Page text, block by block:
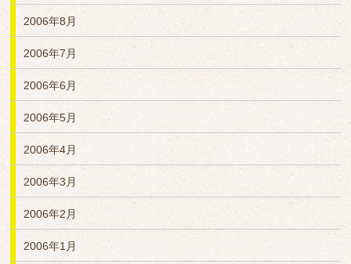
2006年8月
2006年7月
2006年6月
2006年5月
2006年4月
2006年3月
2006年2月
2006年1月